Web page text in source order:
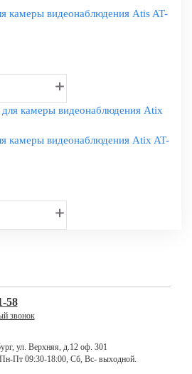
камеры видеонаблюдения Atis AT-
камеры видеонаблюдения Atix AT-
58
звонок
ул. Верхняя, д.12 оф. 301
Пт 09:30-18:00, Сб, Вс- выходной.